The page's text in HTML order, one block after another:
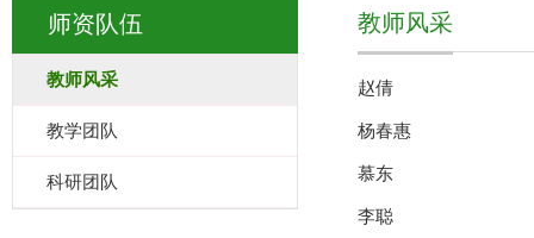
师资队伍
教师风采
教学团队
科研团队
教师风采
赵倩
杨春惠
慕东
李聪